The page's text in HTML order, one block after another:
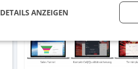
DETAILS ANZEIGEN